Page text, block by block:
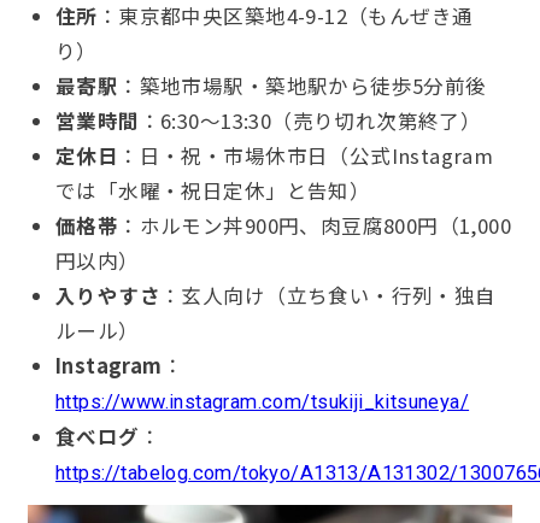
住所 ：東京都中央区築地4-9-12（もんぜき通
り）
最寄駅 ：築地市場駅・築地駅から徒歩5分前後
営業時間 ：6:30〜13:30（売り切れ次第終了）
定休日 ：日・祝・市場休市日（公式Instagram
では「水曜・祝日定休」と告知）
価格帯 ：ホルモン丼900円、肉豆腐800円（1,000
円以内）
入りやすさ ：玄人向け（立ち食い・行列・独自
ルール）
Instagram ：
https://www.instagram.com/tsukiji_kitsuneya/
食べログ ：
https://tabelog.com/tokyo/A1313/A131302/